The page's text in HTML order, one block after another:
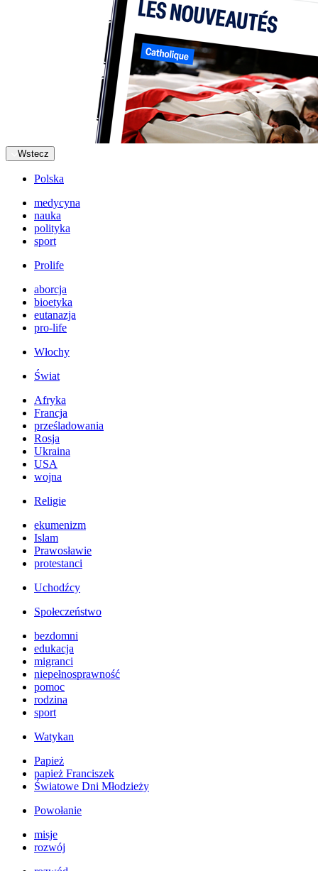
Wstecz
Polska
medycyna
nauka
polityka
sport
Prolife
aborcja
bioetyka
eutanazja
pro-life
Włochy
Świat
Afryka
Francja
prześladowania
Rosja
Ukraina
USA
wojna
Religie
ekumenizm
Islam
Prawosławie
protestanci
Uchodźcy
Społeczeństwo
bezdomni
edukacja
migranci
niepełnosprawność
pomoc
rodzina
sport
Watykan
Papież
papież Franciszek
Światowe Dni Młodzieży
Powołanie
misje
rozwój